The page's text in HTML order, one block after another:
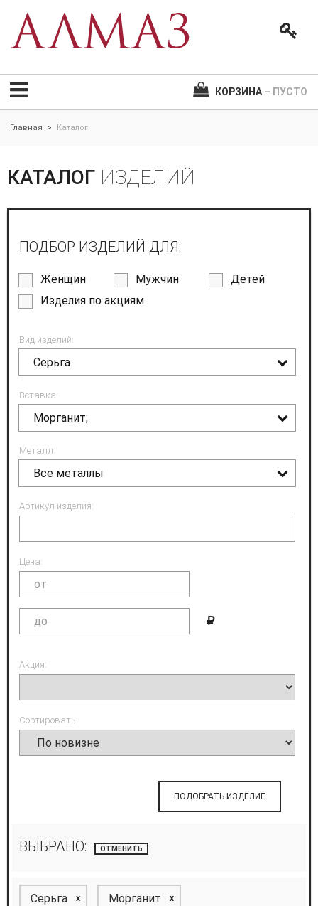
КОРЗИНА – ПУСТО
Главная > Каталог
КАТАЛОГ ИЗДЕЛИЙ
ПОДБОР ИЗДЕЛИЙ ДЛЯ:
Женщин Мужчин
Детей
Изделия по акциям
Вид изделий:
Серьга
Вставка:
Морганит;
Металл:
Все металлы
Артикул изделия:
Цена:
Акция:
Сортировать:
ПОДОБРАТЬ ИЗДЕЛИЕ
ВЫБРАНО: ОТМЕНИТЬ
Серьга x Морганит x